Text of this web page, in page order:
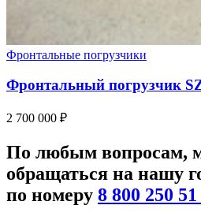
Фронтальные погрузчики
Фронтальный погрузчик
2 700 000 ₽
По любым вопросам,
обращаться на нашу
по номеру 8 800 250 51